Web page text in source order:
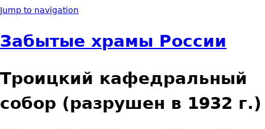
Jump to navigation
Забытые храмы России
Троицкий кафедральный
собор (разрушен в 1932 г.)